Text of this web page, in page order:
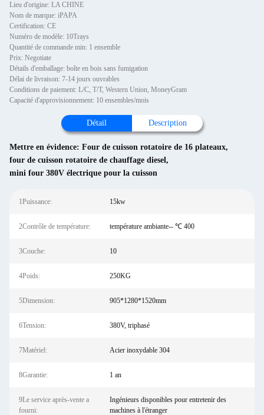
Lieu d'origine: LA CHINE
Nom de marque: iPAPA
Certification: CE
Numéro de modèle: 10Trays
Quantité de commande min: 1 ensemble
Prix: Negotiate
Détails d'emballage: boîte en bois sans fumigation
Délai de livraison: 7-14 jours ouvrables
Conditions de paiement: L/C, T/T, Western Union, MoneyGram
Capacité d'approvisionnement: 10 ensembles/mois
Détail Description
Mettre en évidence: Four de cuisson rotatoire de 16 plateaux,
four de cuisson rotatoire de chauffage diesel,
mini four 380V électrique pour la cuisson
1Puissance: 15kw
2Contrôle de température: température ambiante-- ℃ 400
3Couche: 10
4Poids: 250KG
5Dimension: 905*1280*1520mm
6Tension: 380V, triphasé
7Matériel: Acier inoxydable 304
8Garantie: 1 an
9Le service après-vente a
fourni:
Ingénieurs disponibles pour entretenir des
machines à l'étranger